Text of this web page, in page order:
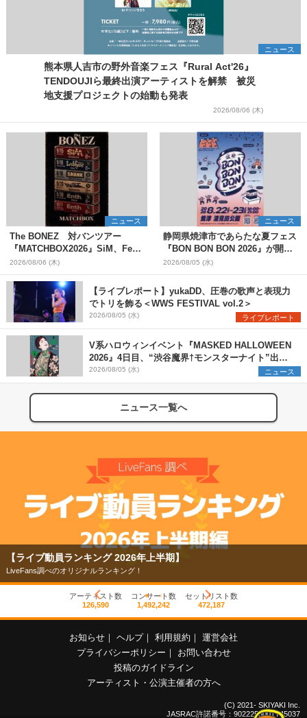
ニュース
熊本県人吉市の野外音楽フェス『Rural Act'26』
TENDOUJIら最終出演アーティストを解禁 被災
地支援プロジェクトの始動も発表
2026/08/06 (木)
ニュース
The BONEZ 対バンツアー
『MATCHBOX2026』SiM、Fear,
and Loathing in Las Vegasら対
バンアーティストを一斉解禁
2026/08/06 (木)
ニュース
静岡県焼津市であらたな夏フェス
『BON BON BON 2026』が開
催 音楽ライブ×盆踊り×DJ×屋台
グルメ×ランタンナイトで彩る2日
間
2026/08/05 (水)
【ライブレポート】yukaDD、圧巻の歌声と表現力
でトリを飾る＜WWS FESTIVAL vol.2＞
2026/08/05 (水) ライブレポート
V系ハロウィンイベント『MASKED HALLOWEEN
2026』4日目、“渋谷魔界†モンスターナイト”出演6
組を発表
2026/08/05 (水) ニュース
ニュース一覧へ
【ライブ動員ランキング 2026年上半期】
LiveFans調べのオリジナルランキング！
アーティスト数
126,590
コンサート数
1,492,242
セットリスト数
472,187
お知らせ ヘルプ 利用規約
運営会社
プライバシーポリシー
お問い合わせ
投稿のガイドライン
アーティスト・公演主催者の方へ
(C) 2021- SKIYAKI Inc.
JASRAC許諾番号：9022255001Y45037